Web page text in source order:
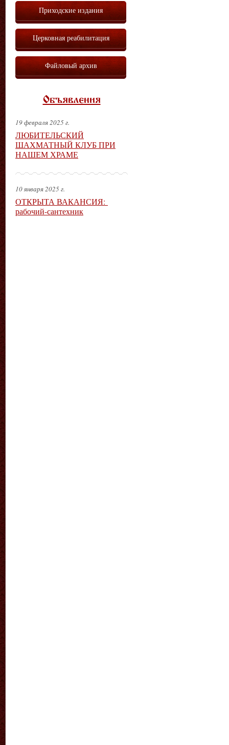
Приходские издания
Церковная реабилитация
Файловый архив
Объявления
19 февраля 2025 г.
ЛЮБИТЕЛЬСКИЙ
ШАХМАТНЫЙ КЛУБ ПРИ
НАШЕМ ХРАМЕ
10 января 2025 г.
ОТКРЫТА ВАКАНСИЯ:
рабочий-сантехник